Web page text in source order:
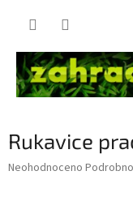
Rukavice
Průměrné
Neohodnoceno